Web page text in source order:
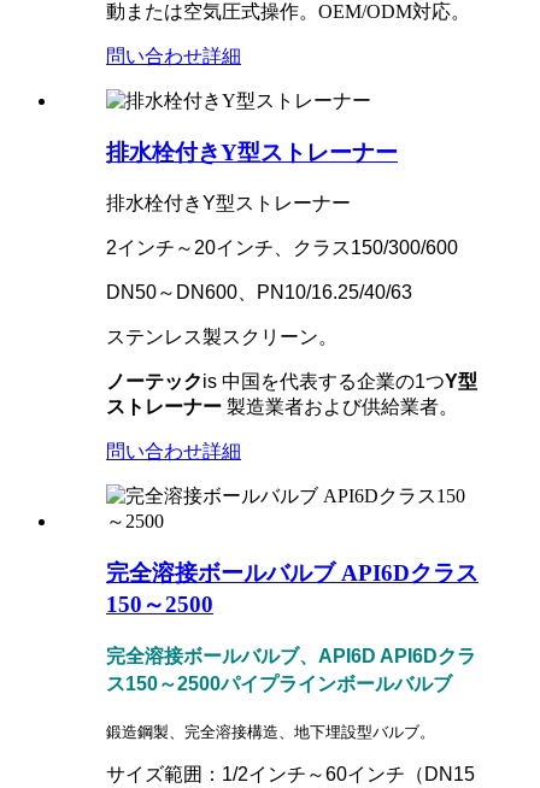
動または空気圧式操作。OEM/ODM対応。
問い合わせ詳細
排水栓付きY型ストレーナー
排水栓付きY型ストレーナー
2インチ～20インチ、クラス150/300/600
DN50～DN600、PN10/16.25/40/63
ステンレス製スクリーン。
ノーテックis 中国を代表する企業の1つY型
ストレーナー 製造業者および供給業者。
問い合わせ詳細
完全溶接ボールバルブ API6Dクラス
150～2500
完全溶接ボールバルブ、API6D API6Dクラ
ス150～2500パイプラインボールバルブ
鍛造鋼製、完全溶接構造、地下埋設型バルブ。
サイズ範囲：1/2インチ～60インチ（DN15